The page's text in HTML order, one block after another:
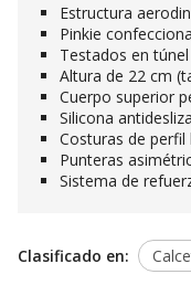
Estructura
Pinkie
Testados en
Altura de 22 cm
Cuerpo superior
Silicona
Costuras de perfil
Punteras
Sistema de
Clasificado en: